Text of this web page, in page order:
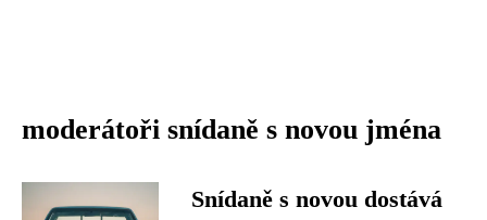
moderátoři snídaně s novou jména
Snídaně s novou dostává